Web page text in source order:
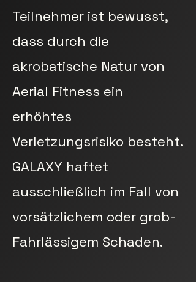
Teilnehmer ist bewusst,
dass durch die
akrobatische Natur von
Aerial Fitness ein
erhöhtes
Verletzungsrisiko besteht.
GALAXY haftet
ausschließlich im Fall von
vorsätzlichem oder grob-
Fahrlässigem Schaden.